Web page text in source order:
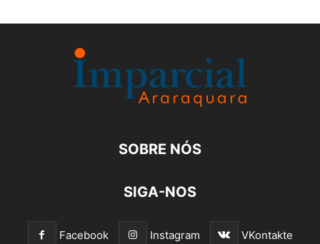
SOBRE NÓS
SIGA-NOS
Facebook Instagram VKontakte